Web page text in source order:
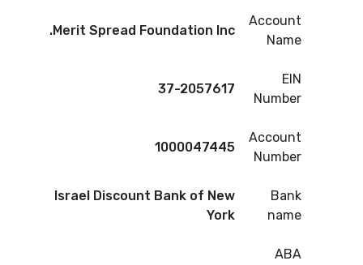
Account
Name
Merit Spread Foundation Inc.
EIN
Number
37-2057617
Account
Number
1000047445
Bank
name
Israel Discount Bank of New
York
ABA